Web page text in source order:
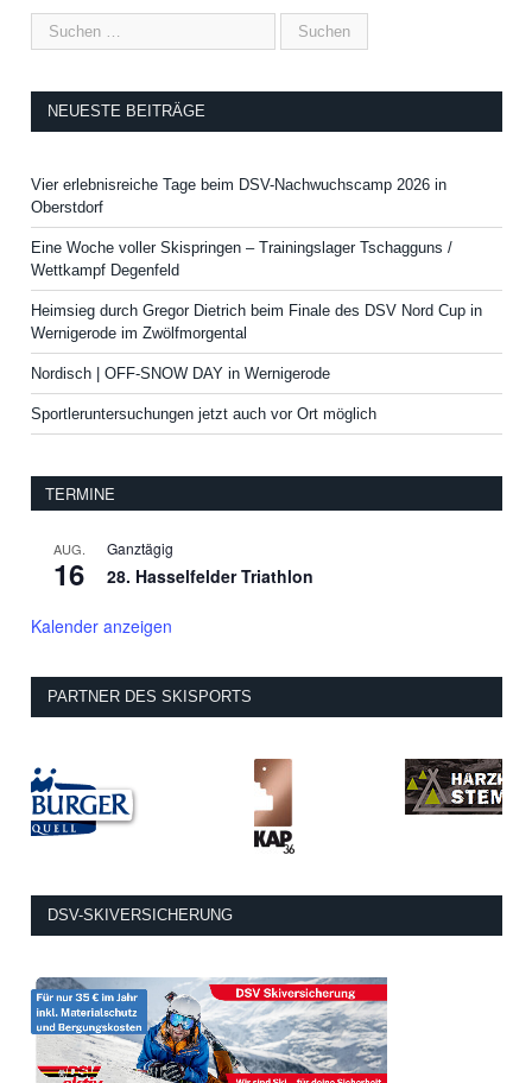
NEUESTE BEITRÄGE
Vier erlebnisreiche Tage beim DSV-Nachwuchscamp 2026 in
Oberstdorf
Eine Woche voller Skispringen – Trainingslager Tschagguns /
Wettkampf Degenfeld
Heimsieg durch Gregor Dietrich beim Finale des DSV Nord Cup in
Wernigerode im Zwölfmorgental
Nordisch | OFF-SNOW DAY in Wernigerode
Sportleruntersuchungen jetzt auch vor Ort möglich
TERMINE
AUG.
16
Ganztägig
28. Hasselfelder Triathlon
Kalender anzeigen
PARTNER DES SKISPORTS
DSV-SKIVERSICHERUNG